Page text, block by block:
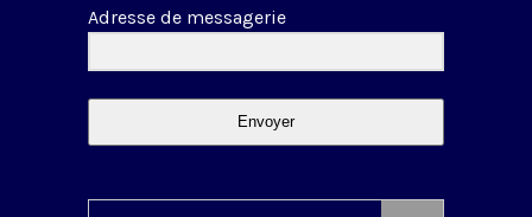
Adresse de messagerie
Envoyer